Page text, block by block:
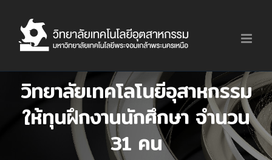
content
วิทยาลัยเทคโลโนยีอุสาหกรรม
ให้ทุนฝึกงานนักศึกษา จำนวน
31 คน